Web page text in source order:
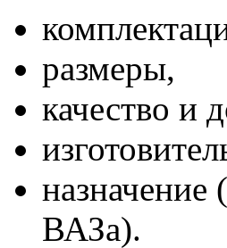
размеры,
качество и
назначение
ВАЗа).